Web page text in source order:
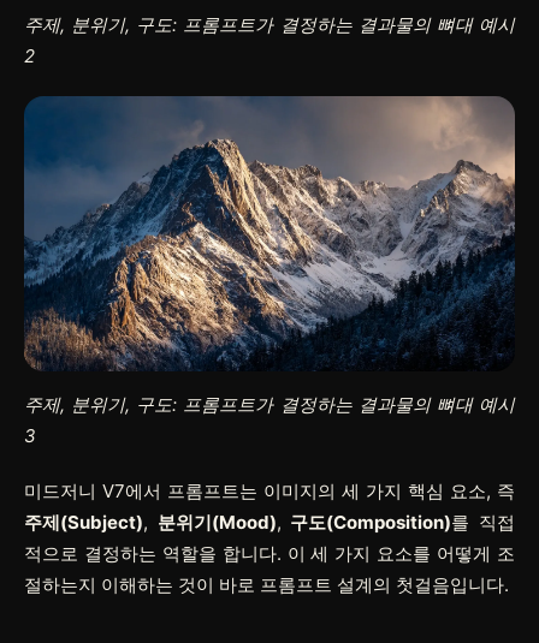
주제, 분위기, 구도: 프롬프트가 결정하는 결과물의 뼈대 예시
2
주제, 분위기, 구도: 프롬프트가 결정하는 결과물의 뼈대 예시
3
미드저니 V7에서 프롬프트는 이미지의 세 가지 핵심 요소, 즉
주제(Subject), 분위기(Mood), 구도(Composition)를 직접
적으로 결정하는 역할을 합니다. 이 세 가지 요소를 어떻게 조
절하는지 이해하는 것이 바로 프롬프트 설계의 첫걸음입니다.